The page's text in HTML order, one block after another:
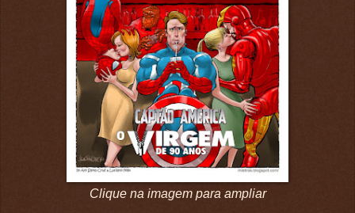
Clique na imagem para ampliar